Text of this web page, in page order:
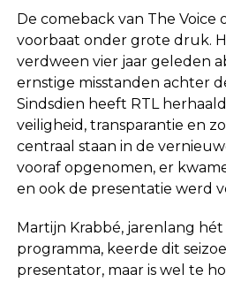
De comeback van The Voice
voorbaat onder grote druk.
verdween vier jaar geleden
ernstige misstanden achter
Sindsdien heeft RTL
veiligheid, transparantie en
centraal staan in de
vooraf opgenomen, er
en ook de presentatie werd
Martijn Krabbé, jarenlang
programma, keerde dit
presentator, maar is wel te